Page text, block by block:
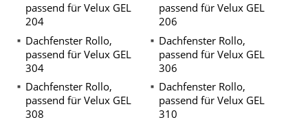
passend für Velux GEL
204
passend für Velux GEL
206
Dachfenster Rollo,
passend für Velux GEL
304
Dachfenster Rollo,
passend für Velux GEL
306
Dachfenster Rollo,
passend für Velux GEL
308
Dachfenster Rollo,
passend für Velux GEL
310